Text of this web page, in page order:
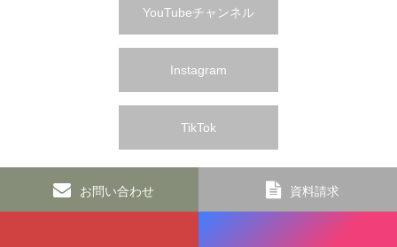
YouTubeチャンネル
Instagram
TikTok
お問い合わせ 資料請求